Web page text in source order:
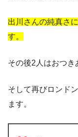
出川さんの純真さ
す。
その後2人はおつき
そして再びロンド
ます。